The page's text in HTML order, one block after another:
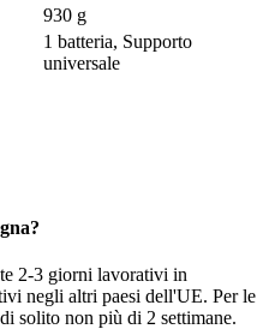
930 g
1 batteria, Supporto
universale
2-3 giorni lavorativi in
negli altri paesi dell'UE. Per le
solito non più di 2 settimane.